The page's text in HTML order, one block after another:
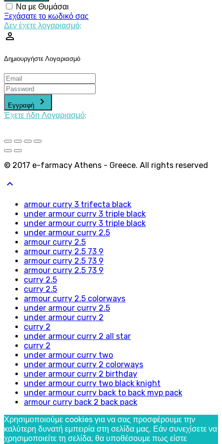
Να με Θυμάσαι
Ξεχάσατε το κωδικό σας
Δεν έχετε λογαριασμό;
perm_identity
Δημιουργήστε Λογαριασμό
Εγγραφή keyboard_arrow_right
Έχετε ήδη Λογαριασμό;
© 2017 e-farmacy Athens - Greece. All rights reserved
keyboard_arrow_up
armour curry 3 trifecta black
under armour curry 3 triple black
under armour curry 3 triple black
under armour curry 2.5
armour curry 2.5
armour curry 2.5 73 9
armour curry 2.5 73 9
armour curry 2.5 73 9
curry 2.5
curry 2.5
armour curry 2.5 colorways
under armour curry 2.5
under armour curry 2
curry 2
under armour curry 2 all star
curry 2
under armour curry two
under armour curry 2 colorways
under armour curry 2 birthday
under armour curry two black knight
under armour curry back to back mvp pack
armour curry back 2 back pack
Χρησιμοποιούμε cookies για να σας προσφέρουμε την
καλύτερη δυνατή εμπειρία στη σελίδα μας. Εάν συνεχίσετε να
χρησιμοποιείτε τη σελίδα, θα υποθέσουμε πως είστε